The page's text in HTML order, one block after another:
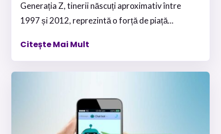
Generația Z, tinerii născuți aproximativ între
1997 și 2012, reprezintă o forță de piață...
Citește Mai Mult